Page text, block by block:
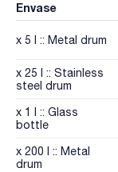
Envase
x 5 l :: Metal drum
x 25 l :: Stainless
steel drum
x 1 l :: Glass
bottle
x 200 l :: Metal
drum